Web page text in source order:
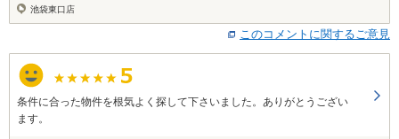
池袋東口店
このコメントに関するご意見
条件に合った物件を根気よく探して下さいました。ありがとうござい
ます。